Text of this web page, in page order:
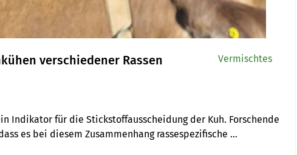
verschiedener Rassen
Indikator für die Stickstoffausscheidung der Kuh. Forschende
es bei diesem Zusammenhang rassespezifische
Vermischtes